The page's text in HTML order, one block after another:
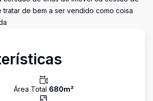
tratar de bem a ser vendido como coisa
Área Total 680m²